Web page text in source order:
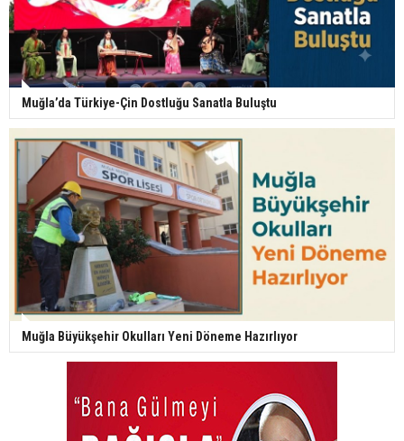
Muğla’da Türkiye-Çin Dostluğu Sanatla Buluştu
Muğla Büyükşehir Okulları Yeni Döneme Hazırlıyor